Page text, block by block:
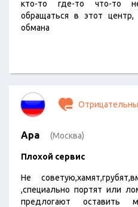
кто-то где-то что-то
обращаться в этот
обмана
Ара (Москва)
Плохой сервис
Не
,специально портят или
предлогают